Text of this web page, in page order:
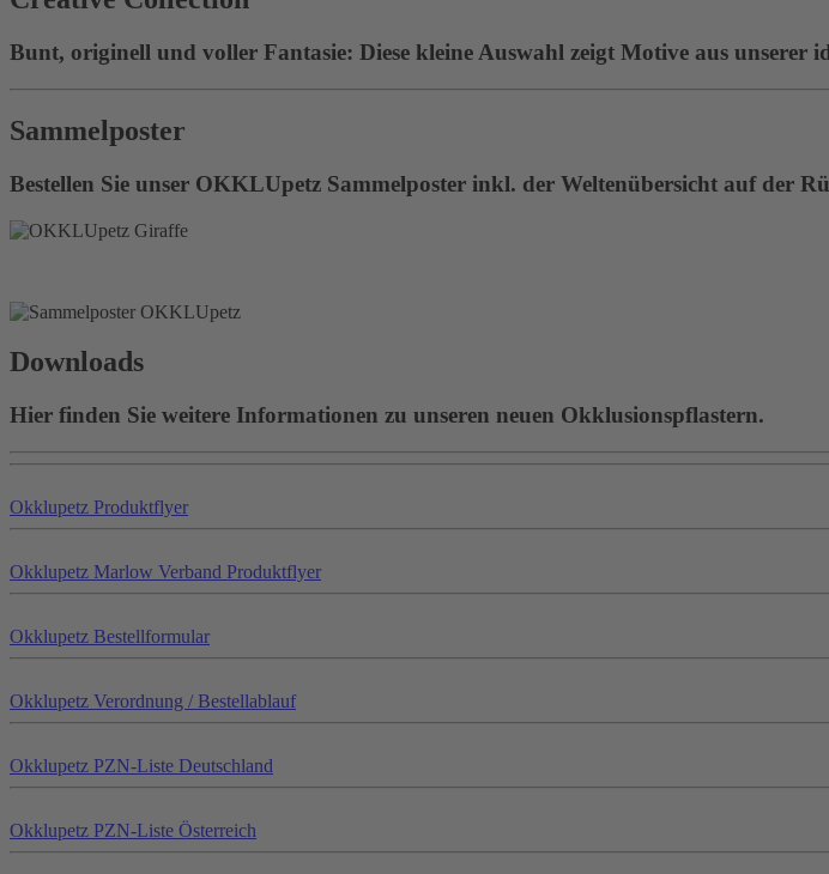
Bunt, originell und voller Fantasie: Diese kleine Auswahl zeigt Motive aus unserer
Sammelposter
Bestellen Sie unser OKKLUpetz Sammelposter inkl. der Weltenübersicht auf der
Downloads
Hier finden Sie weitere Informationen zu unseren neuen Okklusionspflastern.
Okklupetz Produktflyer
Okklupetz Marlow Verband Produktflyer
Okklupetz Bestellformular
Okklupetz Verordnung / Bestellablauf
Okklupetz PZN-Liste Deutschland
Okklupetz PZN-Liste Österreich